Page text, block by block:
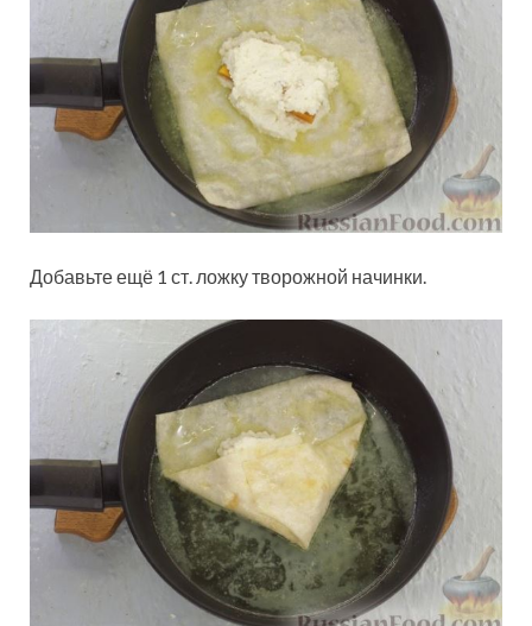
Добавьте ещё 1 ст. ложку творожной начинки.